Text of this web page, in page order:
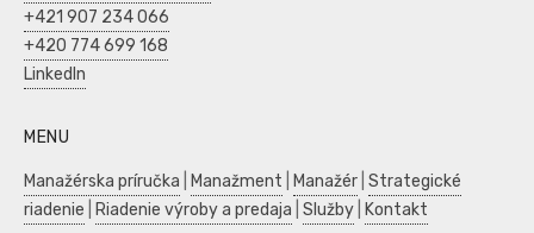
+421 907 234 066
+420 774 699 168
LinkedIn
MENU
Manažérska príručka Manažment Manažér Strategické
riadenie
Riadenie výroby a predaja Služby Kontakt